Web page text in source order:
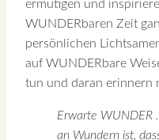
ermutigen und
WUNDERbaren Zeit
persönlichen
auf WUNDERbare
tun und daran erinnern
Erwarte WUNDER
an Wundern ist,